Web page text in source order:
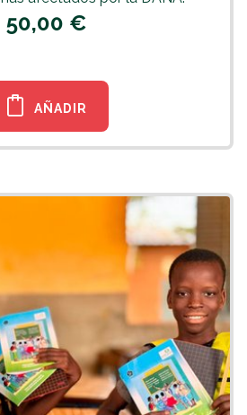
50,00 €
AÑADIR